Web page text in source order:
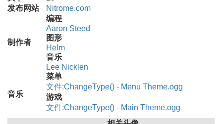
发布网站
Nitrome.com
制作者
编程
Aaron Steed
图形
Helm
音乐
Lee Nicklen
音乐
菜单
文件:ChangeType() - Menu Theme.ogg
游戏
文件:ChangeType() - Main Theme.ogg